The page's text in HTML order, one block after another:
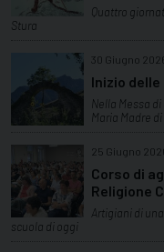
Quattro
Stura
30 Giugno
Inizio delle
Nella Messa
Maria Madre
25 Giugno
Corso di
Religione
Artigiani di
scuola di oggi